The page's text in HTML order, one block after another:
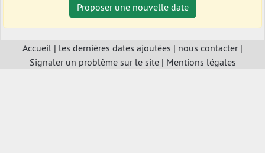
Proposer une nouvelle date
Accueil | les dernières dates ajoutées | nous contacter|
Signaler un problème sur le site| Mentions légales